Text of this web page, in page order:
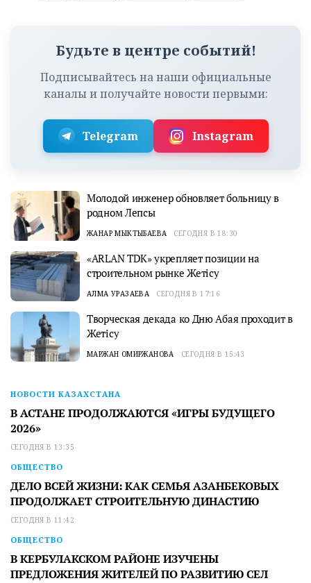
Будьте в центре событий!
Подписывайтесь на наши официальные
каналы и получайте новости первыми:
Telegram Instagram
Молодой инженер обновляет больницу в
родном Лепсы
ЖАНАР МЫКТЫБАЕВА СЕГОДНЯ В 18:30
«ARLAN TDK» укрепляет позиции на
строительном рынке Жетісу
АЛМА УРАЗАЕВА СЕГОДНЯ В 17:16
Творческая декада ко Дню Абая проходит в
Жетісу
МАРЖАН ОМИРЖАНОВА СЕГОДНЯ В 15:43
НОВОСТИ КАЗАХСТАНА
В АСТАНЕ ПРОДОЛЖАЮТСЯ «ИГРЫ БУДУЩЕГО
2026»
СЕГОДНЯ В 13:35
ОБЩЕСТВО
ДЕЛО ВСЕЙ ЖИЗНИ: КАК СЕМЬЯ АЗАНБЕКОВЫХ
ПРОДОЛЖАЕТ СТРОИТЕЛЬНУЮ ДИНАСТИЮ
СЕГОДНЯ В 11:42
ОБЩЕСТВО
В КЕРБУЛАКСКОМ РАЙОНЕ ИЗУЧЕНЫ
ПРЕДЛОЖЕНИЯ ЖИТЕЛЕЙ ПО РАЗВИТИЮ СЕЛ